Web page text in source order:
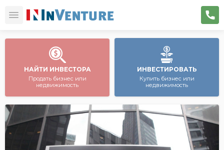
НАЙТИ ИНВЕСТОРА
Продать бизнес или
недвижимость
ИНВЕСТИРОВАТЬ
Купить бизнес или
недвижимость